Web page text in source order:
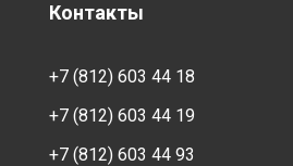
Контакты
+7 (812) 603 44 18
+7 (812) 603 44 19
+7 (812) 603 44 93